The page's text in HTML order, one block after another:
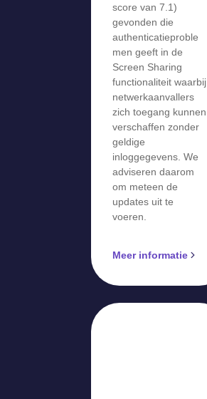
score van 7.1)
gevonden die
authenticatieproble
men geeft in de
Screen Sharing
functionaliteit waarbij
netwerkaanvallers
zich toegang kunnen
verschaffen zonder
geldige
inloggegevens. We
adviseren daarom
om meteen de
updates uit te
voeren.
Meer informatie